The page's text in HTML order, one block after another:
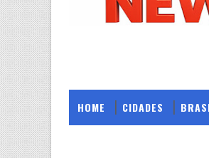
HOME CIDADES